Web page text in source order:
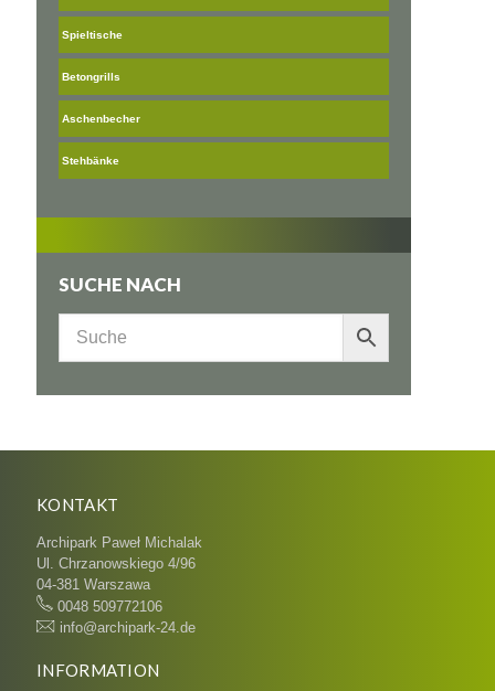
Spieltische
Betongrills
Aschenbecher
Stehbänke
SUCHE NACH
KONTAKT
Archipark Paweł Michalak
Ul. Chrzanowskiego 4/96
04-381 Warszawa
0048 509772106
info@archipark-24.de
INFORMATION